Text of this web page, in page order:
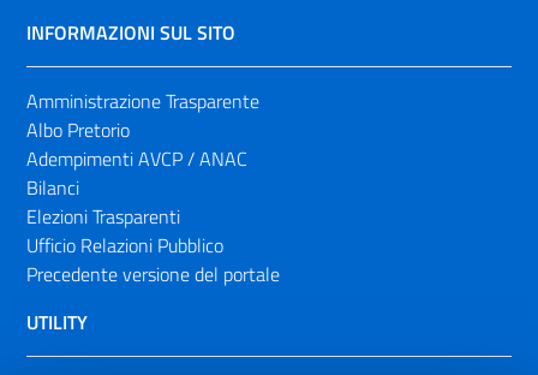
INFORMAZIONI SUL SITO
Amministrazione Trasparente
Albo Pretorio
Adempimenti AVCP / ANAC
Bilanci
Elezioni Trasparenti
Ufficio Relazioni Pubblico
Precedente versione del portale
UTILITY